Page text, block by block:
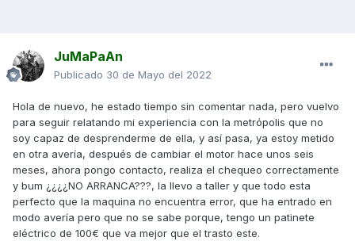
JuMaPaAn
Publicado 30 de Mayo del 2022
Hola de nuevo, he estado tiempo sin comentar nada, pero vuelvo
para seguir relatando mi experiencia con la metrópolis que no
soy capaz de desprenderme de ella, y así pasa, ya estoy metido
en otra avería, después de cambiar el motor hace unos seis
meses, ahora pongo contacto, realiza el chequeo correctamente
y bum ¿¿¿¿NO ARRANCA???, la llevo a taller y que todo esta
perfecto que la maquina no encuentra error, que ha entrado en
modo avería pero que no se sabe porque, tengo un patinete
eléctrico de 100€ que va mejor que el trasto este.